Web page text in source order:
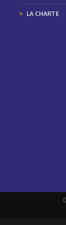
LA CHARTE